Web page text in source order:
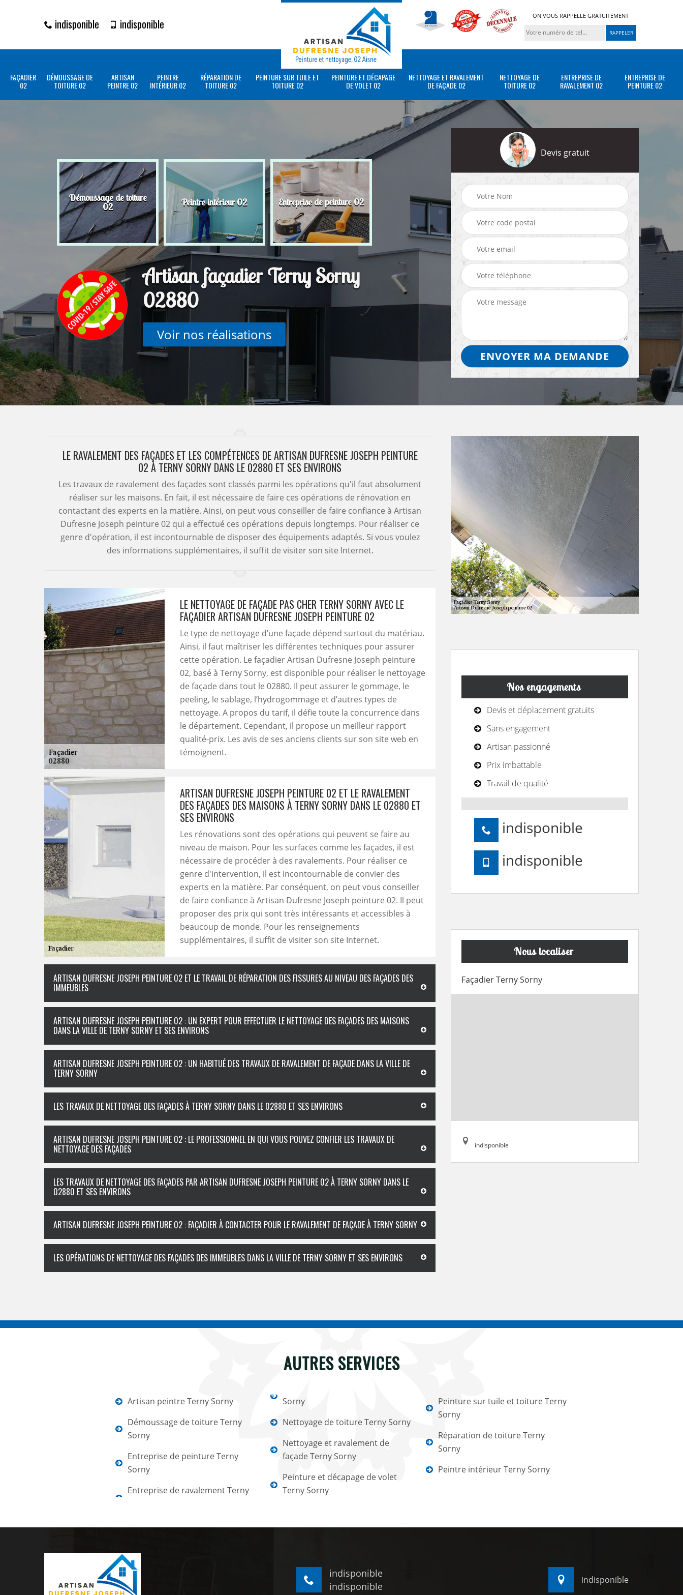
indisponible indisponible
ON VOUS RAPPELLE GRATUITEMENT
FAÇADIER
02
DÉMOUSSAGE DE
TOITURE 02
ARTISAN
PEINTRE 02
PEINTRE
INTÉRIEUR 02
RÉPARATION DE
TOITURE 02
PEINTURE SUR TUILE ET
TOITURE 02
PEINTURE ET DÉCAPAGE
DE VOLET 02
NETTOYAGE ET RAVALEMENT
DE FAÇADE 02
NETTOYAGE DE
TOITURE 02
ENTREPRISE DE
RAVALEMENT 02
ENTREPRISE DE
PEINTURE 02
Démoussage de toiture
02 Peintre intérieur 02 Entreprise de peinture 02
Artisan façadier Terny Sorny
02880
Voir nos réalisations
Devis gratuit
LE RAVALEMENT DES FAÇADES ET LES COMPÉTENCES DE ARTISAN DUFRESNE JOSEPH PEINTURE
02 À TERNY SORNY DANS LE 02880 ET SES ENVIRONS
Les travaux de ravalement des façades sont classés parmi les opérations qu'il faut absolument
réaliser sur les maisons. En fait, il est nécessaire de faire ces opérations de rénovation en
contactant des experts en la matière. Ainsi, on peut vous conseiller de faire confiance à Artisan
Dufresne Joseph peinture 02 qui a effectué ces opérations depuis longtemps. Pour réaliser ce
genre d'opération, il est incontournable de disposer des équipements adaptés. Si vous voulez
des informations supplémentaires, il suffit de visiter son site Internet.
LE NETTOYAGE DE FAÇADE PAS CHER TERNY SORNY AVEC LE
FAÇADIER ARTISAN DUFRESNE JOSEPH PEINTURE 02
Le type de nettoyage d’une façade dépend surtout du matériau.
Ainsi, il faut maîtriser les différentes techniques pour assurer
cette opération. Le façadier Artisan Dufresne Joseph peinture
02, basé à Terny Sorny, est disponible pour réaliser le nettoyage
de façade dans tout le 02880. Il peut assurer le gommage, le
peeling, le sablage, l’hydrogommage et d’autres types de
nettoyage. A propos du tarif, il défie toute la concurrence dans
le département. Cependant, il propose un meilleur rapport
qualité-prix. Les avis de ses anciens clients sur son site web en
témoignent.
ARTISAN DUFRESNE JOSEPH PEINTURE 02 ET LE RAVALEMENT
DES FAÇADES DES MAISONS À TERNY SORNY DANS LE 02880 ET
SES ENVIRONS
Les rénovations sont des opérations qui peuvent se faire au
niveau de maison. Pour les surfaces comme les façades, il est
nécessaire de procéder à des ravalements. Pour réaliser ce
genre d'intervention, il est incontournable de convier des
experts en la matière. Par conséquent, on peut vous conseiller
de faire confiance à Artisan Dufresne Joseph peinture 02. Il peut
proposer des prix qui sont très intéressants et accessibles à
beaucoup de monde. Pour les renseignements
supplémentaires, il suffit de visiter son site Internet.
ARTISAN DUFRESNE JOSEPH PEINTURE 02 ET LE TRAVAIL DE RÉPARATION DES FISSURES AU NIVEAU DES FAÇADES DES
IMMEUBLES
ARTISAN DUFRESNE JOSEPH PEINTURE 02 : UN EXPERT POUR EFFECTUER LE NETTOYAGE DES FAÇADES DES MAISONS
DANS LA VILLE DE TERNY SORNY ET SES ENVIRONS
ARTISAN DUFRESNE JOSEPH PEINTURE 02 : UN HABITUÉ DES TRAVAUX DE RAVALEMENT DE FAÇADE DANS LA VILLE DE
TERNY SORNY
LES TRAVAUX DE NETTOYAGE DES FAÇADES À TERNY SORNY DANS LE 02880 ET SES ENVIRONS
ARTISAN DUFRESNE JOSEPH PEINTURE 02 : LE PROFESSIONNEL EN QUI VOUS POUVEZ CONFIER LES TRAVAUX DE
NETTOYAGE DES FAÇADES
LES TRAVAUX DE NETTOYAGE DES FAÇADES PAR ARTISAN DUFRESNE JOSEPH PEINTURE 02 À TERNY SORNY DANS LE
02880 ET SES ENVIRONS
ARTISAN DUFRESNE JOSEPH PEINTURE 02 : FAÇADIER À CONTACTER POUR LE RAVALEMENT DE FAÇADE À TERNY SORNY
LES OPÉRATIONS DE NETTOYAGE DES FAÇADES DES IMMEUBLES DANS LA VILLE DE TERNY SORNY ET SES ENVIRONS
Nos engagements
Devis et déplacement gratuits
Sans engagement
Artisan passionné
Prix imbattable
Travail de qualité
indisponible
indisponible
Nous localiser
Façadier Terny Sorny
indisponible
AUTRES SERVICES
Artisan peintre Terny Sorny
Démoussage de toiture Terny
Sorny
Entreprise de peinture Terny
Sorny
Entreprise de ravalement Terny
Sorny
Nettoyage de toiture Terny Sorny
Nettoyage et ravalement de
façade Terny Sorny
Peinture et décapage de volet
Terny Sorny
Peinture sur tuile et toiture Terny
Sorny
Réparation de toiture Terny
Sorny
Peintre intérieur Terny Sorny
indisponible
indisponible
indisponible